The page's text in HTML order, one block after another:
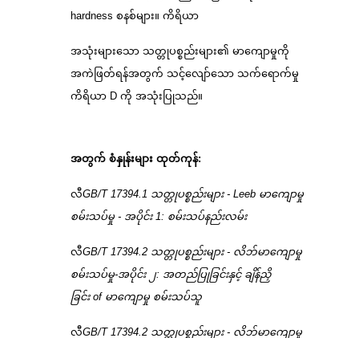
hardness စနစ်များ။ ကိရိယာ
အသုံးများသော သတ္တုပစ္စည်းများ၏ မာကျောမှုကို
အကဲဖြတ်ရန်အတွက် သင့်လျော်သော သက်ရောက်မှု
ကိရိယာ D ကို အသုံးပြုသည်။
အတွက် စံနှုန်းများ ထုတ်ကုန်:
လီGB/T 17394.1 သတ္တုပစ္စည်းများ - Leeb မာကျောမှု
စမ်းသပ်မှု - အပိုင်း 1: စမ်းသပ်နည်းလမ်း
လီGB/T 17394.2 သတ္တုပစ္စည်းများ - လိဘ်မာကျောမှု
စမ်းသပ်မှု-အပိုင်း ၂: အတည်ပြုခြင်းနှင့် ချိန်ညှိ
ခြင်း of မာကျောမှု စမ်းသပ်သူ
လီGB/T 17394.2 သတ္တုပစ္စည်းများ - လိဘ်မာကျောမှု